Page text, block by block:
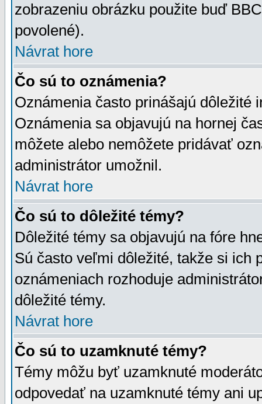
zobrazeniu obrázku použite buď
povolené).
Návrat hore
Čo sú to oznámenia?
Oznámenia často prinášajú dôležité
Oznámenia sa objavujú na hornej
môžete alebo nemôžete pridávať
administrátor umožnil.
Návrat hore
Čo sú to dôležité témy?
Dôležité témy sa objavujú na fóre
Sú často veľmi dôležité, takže si ich
oznámeniach rozhoduje
dôležité témy.
Návrat hore
Čo sú to uzamknuté témy?
Témy môžu byť uzamknuté
odpovedať na uzamknuté témy ani